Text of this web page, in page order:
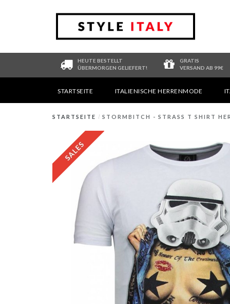
HEUTE BESTELLT
ÜBERMORGEN GELIEFERT!
GRATIS
VERSAND AB 99€
STARTSEITE ITALIENISCHE HERRENMODE
STARTSEITE / STORMBITCH - STRASS T SHIRT